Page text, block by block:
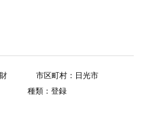
市区町村：日光市
種類：登録